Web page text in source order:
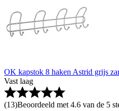
OK kapstok 8 haken Astrid grijs
Vast laag
(13)Beoordeeld met 4.6 van de 5